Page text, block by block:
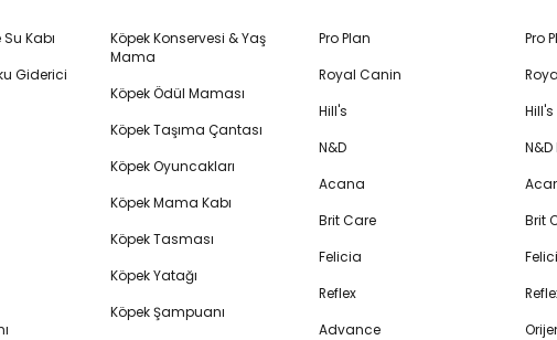
Kabı
Giderici
Köpek Konservesi & Yaş
Mama
Köpek Ödül Maması
Köpek Taşıma Çantası
Köpek Oyuncakları
Köpek Mama Kabı
Köpek Tasması
Köpek Yatağı
Köpek Şampuanı
Pro Plan
Royal Canin
Hill's
N&D
Acana
Brit Care
Felicia
Reflex
Advance
Pro
Brit